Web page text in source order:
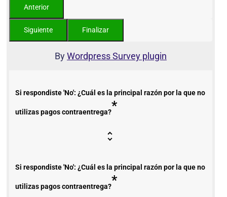
ByWordpress Survey plugin
Si respondiste 'No': ¿Cuál es la principal razón por la que no
utilizas pagos contraentrega?*
Si respondiste 'No': ¿Cuál es la principal razón por la que no
utilizas pagos contraentrega?*